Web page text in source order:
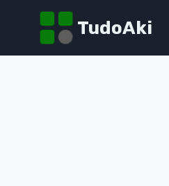
TudoAki